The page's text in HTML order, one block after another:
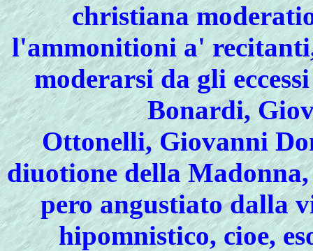
christiana
l'ammonitioni a'
moderarsi da gli
Bonardi,
Ottonelli, Giovanni
diuotione della
pero angustiato dalla
hipomnistico, cioe,